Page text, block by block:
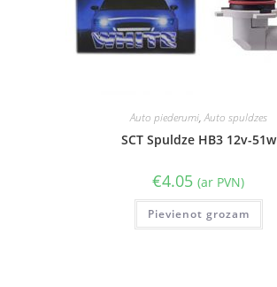
Auto piederumi,Auto spuldzes
SCT Spuldze HB3 12v-51w
€4.05 (ar PVN)
Pievienot grozam